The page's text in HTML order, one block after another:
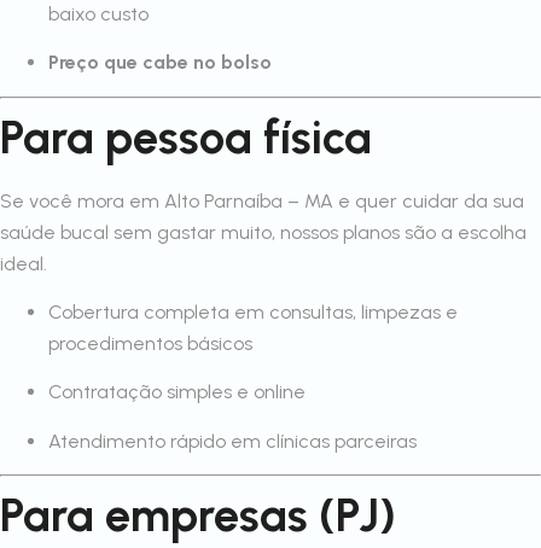
baixo custo
Preço que cabe no bolso
Para pessoa física
Se você mora em Alto Parnaíba – MA e quer cuidar da sua
saúde bucal sem gastar muito, nossos planos são a escolha
ideal.
Cobertura completa em consultas, limpezas e
procedimentos básicos
Contratação simples e online
Atendimento rápido em clínicas parceiras
Para empresas (PJ)